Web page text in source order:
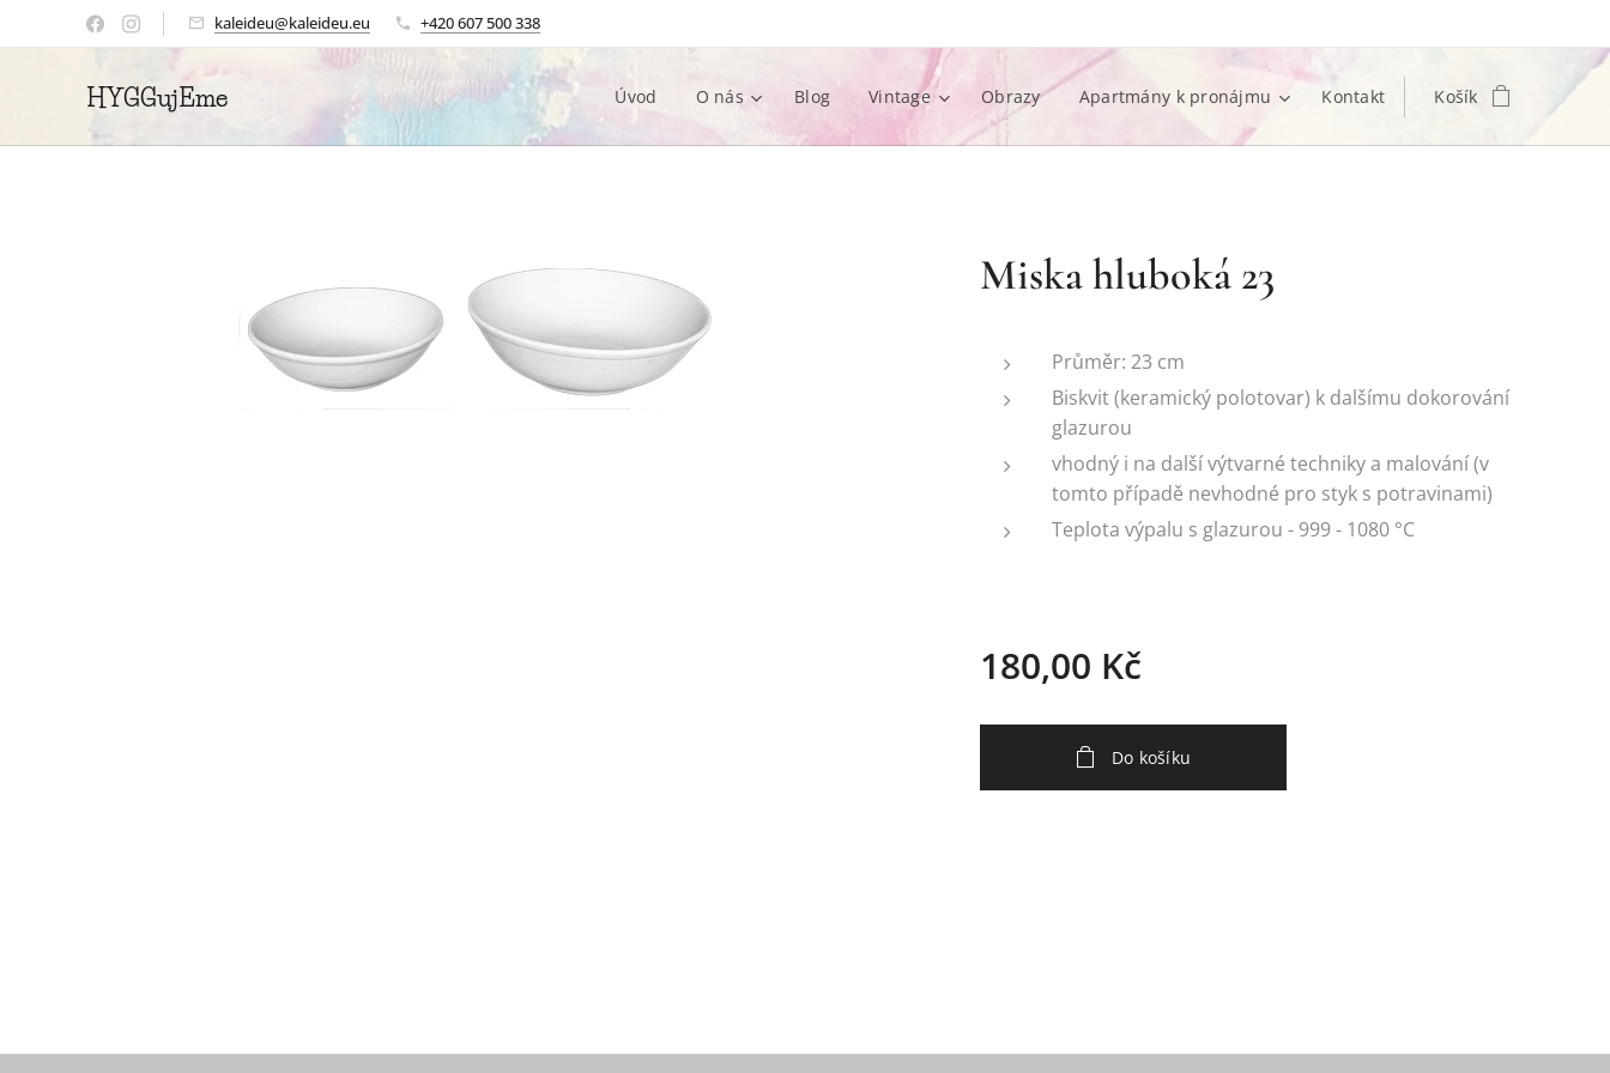
kaleideu@kaleideu.eu +420 607 500 338
HYGGujEme Úvod O nás Blog Vintage Obrazy Apartmány k pronájmu Kontakt Košík
Miska hluboká 23
Průměr: 23 cm
Biskvit (keramický polotovar) k dalšímu dokorování
glazurou
vhodný i na další výtvarné techniky a malování (v
tomto případě nevhodné pro styk s potravinami)
Teplota výpalu s glazurou - 999 - 1080 °C
180,00 Kč
Do košíku